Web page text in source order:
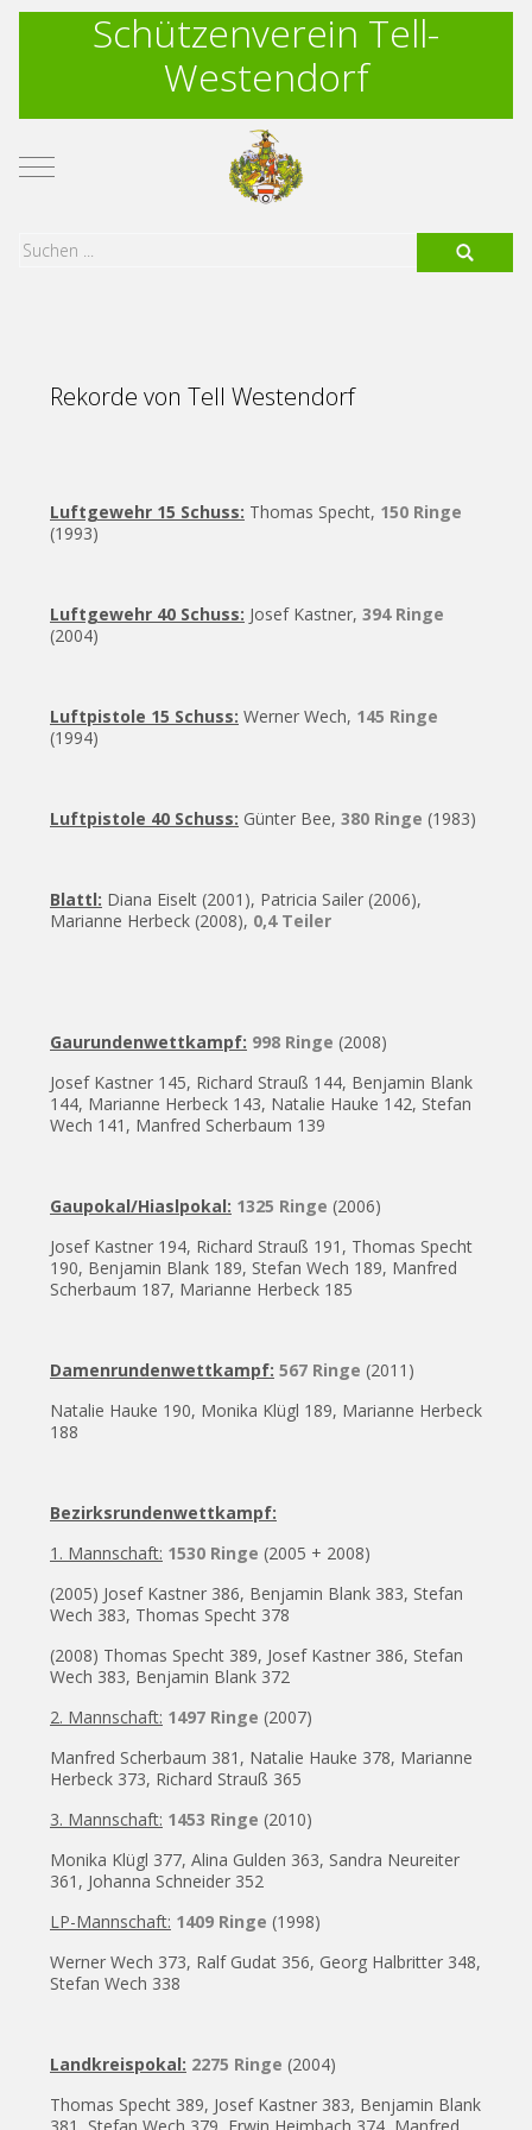
Schützenverein Tell-
Westendorf
Mobile Menu Toggle
Rekorde von Tell Westendorf
Luftgewehr 15 Schuss: Thomas Specht, 150 Ringe
(1993)
Luftgewehr 40 Schuss: Josef Kastner, 394 Ringe
(2004)
Luftpistole 15 Schuss: Werner Wech, 145 Ringe
(1994)
Luftpistole 40 Schuss: Günter Bee, 380 Ringe (1983)
Blattl: Diana Eiselt (2001), Patricia Sailer (2006),
Marianne Herbeck (2008), 0,4 Teiler
Gaurundenwettkampf: 998 Ringe (2008)
Josef Kastner 145, Richard Strauß 144, Benjamin Blank
144, Marianne Herbeck 143, Natalie Hauke 142, Stefan
Wech 141, Manfred Scherbaum 139
Gaupokal/Hiaslpokal: 1325 Ringe (2006)
Josef Kastner 194, Richard Strauß 191, Thomas Specht
190, Benjamin Blank 189, Stefan Wech 189, Manfred
Scherbaum 187, Marianne Herbeck 185
Damenrundenwettkampf: 567 Ringe (2011)
Natalie Hauke 190, Monika Klügl 189, Marianne Herbeck
188
Bezirksrundenwettkampf:
1. Mannschaft: 1530 Ringe (2005 + 2008)
(2005) Josef Kastner 386, Benjamin Blank 383, Stefan
Wech 383, Thomas Specht 378
(2008) Thomas Specht 389, Josef Kastner 386, Stefan
Wech 383, Benjamin Blank 372
2. Mannschaft: 1497 Ringe (2007)
Manfred Scherbaum 381, Natalie Hauke 378, Marianne
Herbeck 373, Richard Strauß 365
3. Mannschaft: 1453 Ringe (2010)
Monika Klügl 377, Alina Gulden 363, Sandra Neureiter
361, Johanna Schneider 352
LP-Mannschaft: 1409 Ringe (1998)
Werner Wech 373, Ralf Gudat 356, Georg Halbritter 348,
Stefan Wech 338
Landkreispokal: 2275 Ringe (2004)
Thomas Specht 389, Josef Kastner 383, Benjamin Blank